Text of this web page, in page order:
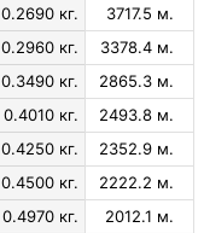
0.2690 кг.
3717.5 м.
0.2960 кг.
3378.4 м.
0.3490 кг.
2865.3 м.
0.4010 кг.
2493.8 м.
0.4250 кг.
2352.9 м.
0.4500 кг.
2222.2 м.
0.4970 кг.
2012.1 м.